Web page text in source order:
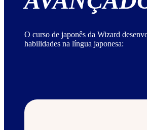
O curso de japonês da Wizard
habilidades na língua japonesa: